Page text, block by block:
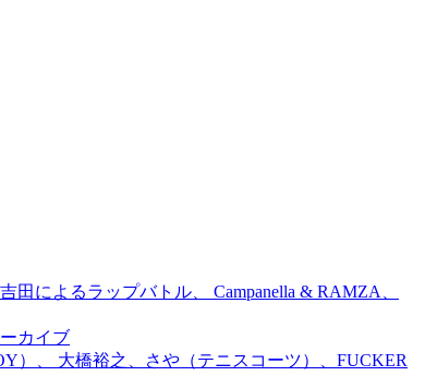
によるラップバトル、 Campanella & RAMZA、
カイブ
）、 大橋裕之、さや（テニスコーツ）、FUCKER